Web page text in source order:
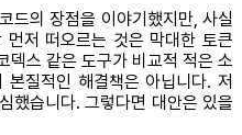
드의 장점을 이야기했지만, 사실
저 떠오르는 것은 막대한 토큰
덱스 같은 도구가 비교적 적은 소
질적인 해결책은 아닙니다. 저
했습니다. 그렇다면 대안은 있을